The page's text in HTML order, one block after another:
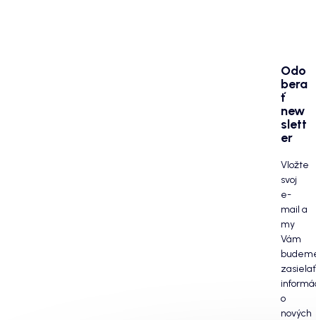
Odo
bera
ť
new
slett
er
Vložte
svoj
e-
mail a
my
Vám
zasielať
o
nových